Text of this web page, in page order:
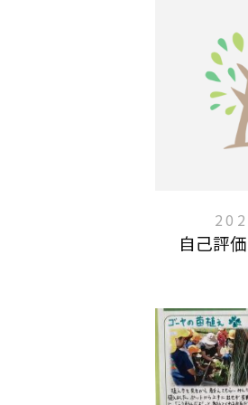
自己評